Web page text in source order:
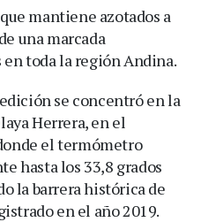
mantiene azotados a
una marcada
toda la región Andina.
se concentró en la
Herrera, en el
el termómetro
hasta los 33,8 grados
la barrera histórica de
en el año 2019.